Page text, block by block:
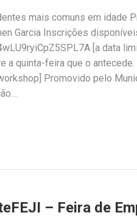
mais comuns em idade
Garcia Inscrições
[a data
a quinta-feira que o
Promovido pelo
– Feira de